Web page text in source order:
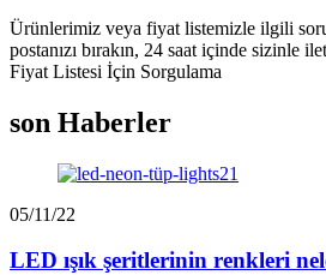
Ürünlerimiz veya fiyat listemizle ilgili
postanızı bırakın, 24 saat içinde sizinle
Fiyat Listesi İçin Sorgulama
son Haberler
05/11/22
LED ışık şeritlerinin renkleri